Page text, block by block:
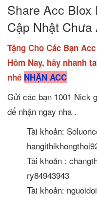
Share Acc Blox
Cập Nhật
Tặng Cho Các Bạn
Hôm Nay, hãy nhanh
nhé NHẬN ACC
Gửi các bạn 1001 Nick
để nhận ngay nha .
Tài khoản:
Tài khoản :
ry84943943
Tài khoản: